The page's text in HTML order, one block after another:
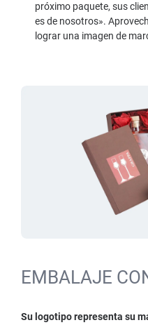
próximo paquete, sus
es de nosotros».
lograr una imagen de
EMBALAJE
Su logotipo representa su